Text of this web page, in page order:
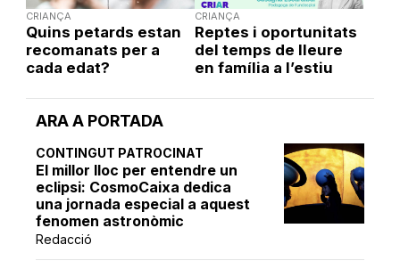
ARA A PORTADA
CONTINGUT PATROCINAT
El millor lloc per entendre un
eclipsi: CosmoCaixa dedica
una jornada especial a aquest
fenomen astronòmic
Redacció
CRIANÇA
Quins petards estan
recomanats per a
cada edat?
CRIANÇA
Reptes i oportunitats
del temps de lleure
en família a l’estiu